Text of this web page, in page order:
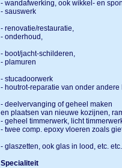
- wandafwerking, ook wikkel- en
- sauswerk
- renovatie/restauratie,
- onderhoud,
- boot/jacht-schilderen,
- plamuren
- stucadoorwerk
- houtrot-reparatie van onder andere
- deelvervanging of geheel maken
en plaatsen van nieuwe kozijnen,
- geheel timmerwerk, licht
- twee comp. epoxy vloeren zoals
- glaszetten, ook glas in lood, etc. etc.
Specialiteit